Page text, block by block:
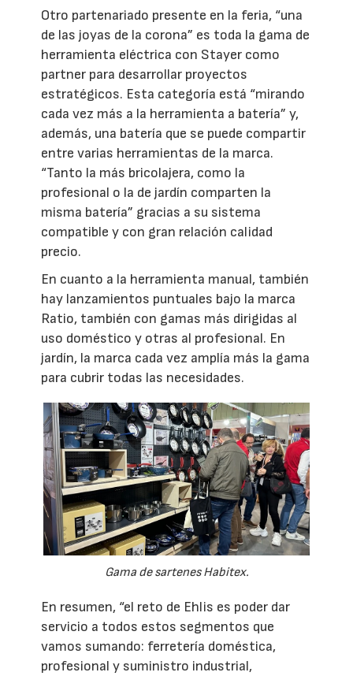
Otro partenariado presente en la feria, “una
de las joyas de la corona” es toda la gama de
herramienta eléctrica con Stayer como
partner para desarrollar proyectos
estratégicos. Esta categoría está “mirando
cada vez más a la herramienta a batería” y,
además, una batería que se puede compartir
entre varias herramientas de la marca.
“Tanto la más bricolajera, como la
profesional o la de jardín comparten la
misma batería” gracias a su sistema
compatible y con gran relación calidad
precio.
En cuanto a la herramienta manual, también
hay lanzamientos puntuales bajo la marca
Ratio, también con gamas más dirigidas al
uso doméstico y otras al profesional. En
jardín, la marca cada vez amplía más la gama
para cubrir todas las necesidades.
Gama de sartenes Habitex.
En resumen, “el reto de Ehlis es poder dar
servicio a todos estos segmentos que
vamos sumando: ferretería doméstica,
profesional y suministro industrial,